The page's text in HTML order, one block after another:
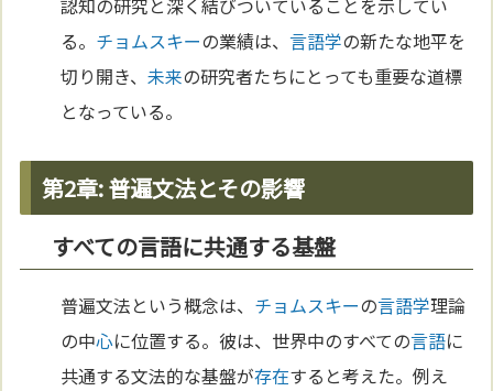
認知の研究と深く結びついていることを示してい
る。 チョムスキーの業績は、言語学の新たな地平を
切り開き、未来の研究者たちにとっても重要な道標
となっている。
第2章: 普遍文法とその影響
すべての言語に共通する基盤
普遍文法という概念は、 チョムスキーの言語学理論
の中心に位置する。彼は、世界中のすべての言語に
共通する文法的な基盤が存在すると考えた。例え